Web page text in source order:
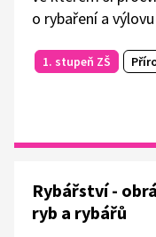
o rybaření a
1. stupeň ZŠ
Rybářství -
ryb a rybářů